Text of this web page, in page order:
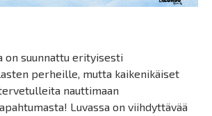
on suunnattu erityisesti
perheille, mutta kaikenikäiset
nauttimaan
Luvassa on viihdyttävää